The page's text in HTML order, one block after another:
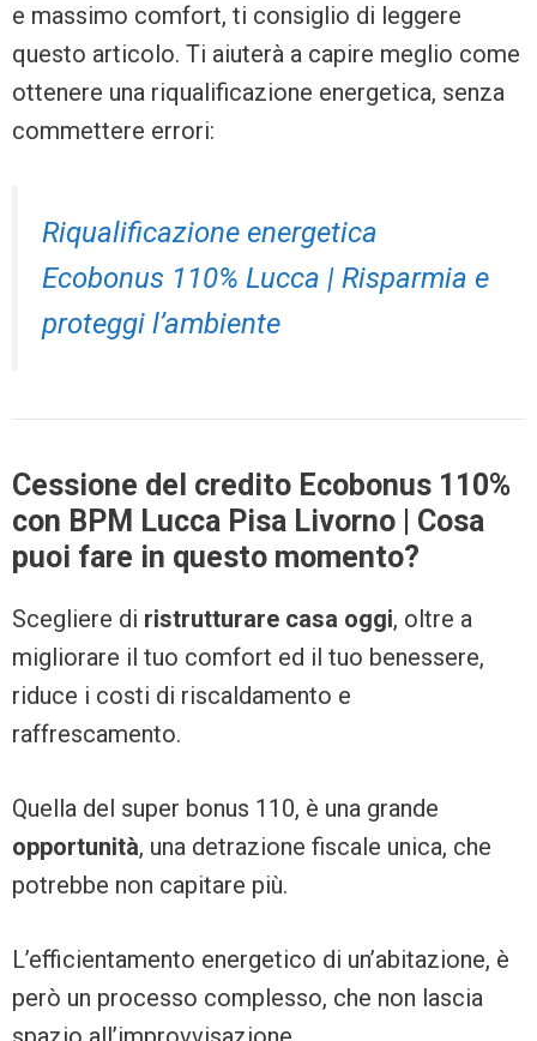
e massimo comfort, ti consiglio di leggere
questo articolo. Ti aiuterà a capire meglio come
ottenere una riqualificazione energetica, senza
commettere errori:
Riqualificazione energetica
Ecobonus 110% Lucca | Risparmia e
proteggi l’ambiente
Cessione del credito Ecobonus 110%
con BPM Lucca Pisa Livorno | Cosa
puoi fare in questo momento?
Scegliere di ristrutturare casa oggi, oltre a
migliorare il tuo comfort ed il tuo benessere,
riduce i costi di riscaldamento e
raffrescamento.
Quella del super bonus 110, è una grande
opportunità, una detrazione fiscale unica, che
potrebbe non capitare più.
L’efficientamento energetico di un’abitazione, è
però un processo complesso, che non lascia